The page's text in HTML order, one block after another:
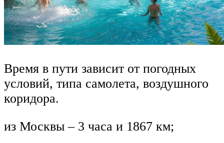
Время в пути зависит от погодных
условий, типа самолета, воздушного
коридора.
из Москвы ­– 3 часа и 1867 км;